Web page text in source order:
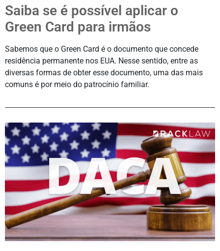
Saiba se é possível aplicar o
Green Card para irmãos
Sabemos que o Green Card é o documento que concede
residência permanente nos EUA. Nesse sentido, entre as
diversas formas de obter esse documento, uma das mais
comuns é por meio do patrocínio familiar.